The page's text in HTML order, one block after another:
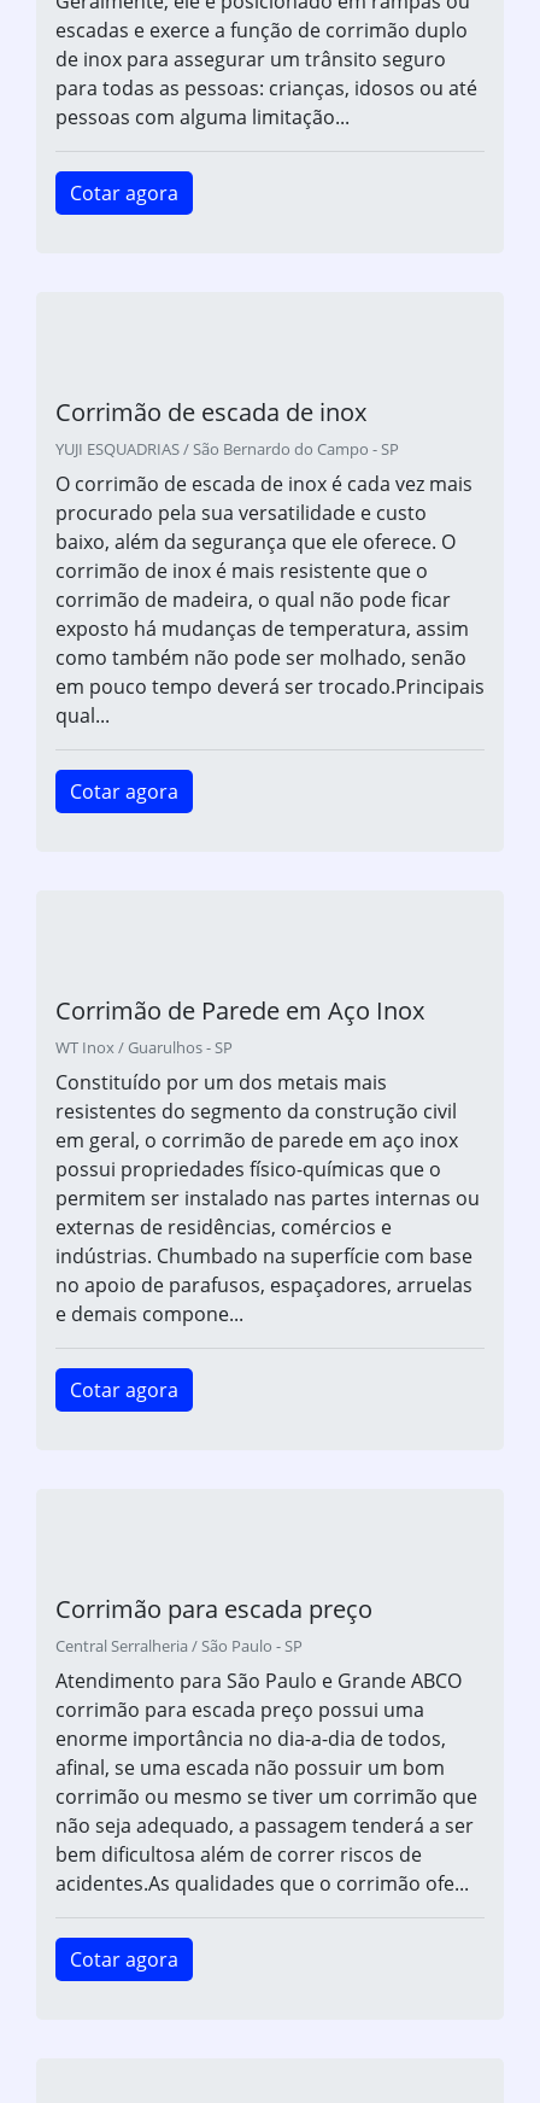
escadas e exerce a função de corrimão duplo
de inox para assegurar um trânsito seguro
para todas as pessoas: crianças, idosos ou até
pessoas com alguma limitação...
Cotar agora
Corrimão de escada de inox
YUJI ESQUADRIAS / São Bernardo do Campo - SP
O corrimão de escada de inox é cada vez mais
procurado pela sua versatilidade e custo
baixo, além da segurança que ele oferece. O
corrimão de inox é mais resistente que o
corrimão de madeira, o qual não pode ficar
exposto há mudanças de temperatura, assim
como também não pode ser molhado, senão
em pouco tempo deverá ser trocado.Principais
qual...
Cotar agora
Corrimão de Parede em Aço Inox
WT Inox / Guarulhos - SP
Constituído por um dos metais mais
resistentes do segmento da construção civil
em geral, o corrimão de parede em aço inox
possui propriedades físico-químicas que o
permitem ser instalado nas partes internas ou
externas de residências, comércios e
indústrias. Chumbado na superfície com base
no apoio de parafusos, espaçadores, arruelas
e demais compone...
Cotar agora
Corrimão para escada preço
Central Serralheria / São Paulo - SP
Atendimento para São Paulo e Grande ABCO
corrimão para escada preço possui uma
enorme importância no dia-a-dia de todos,
afinal, se uma escada não possuir um bom
corrimão ou mesmo se tiver um corrimão que
não seja adequado, a passagem tenderá a ser
bem dificultosa além de correr riscos de
acidentes.As qualidades que o corrimão ofe...
Cotar agora